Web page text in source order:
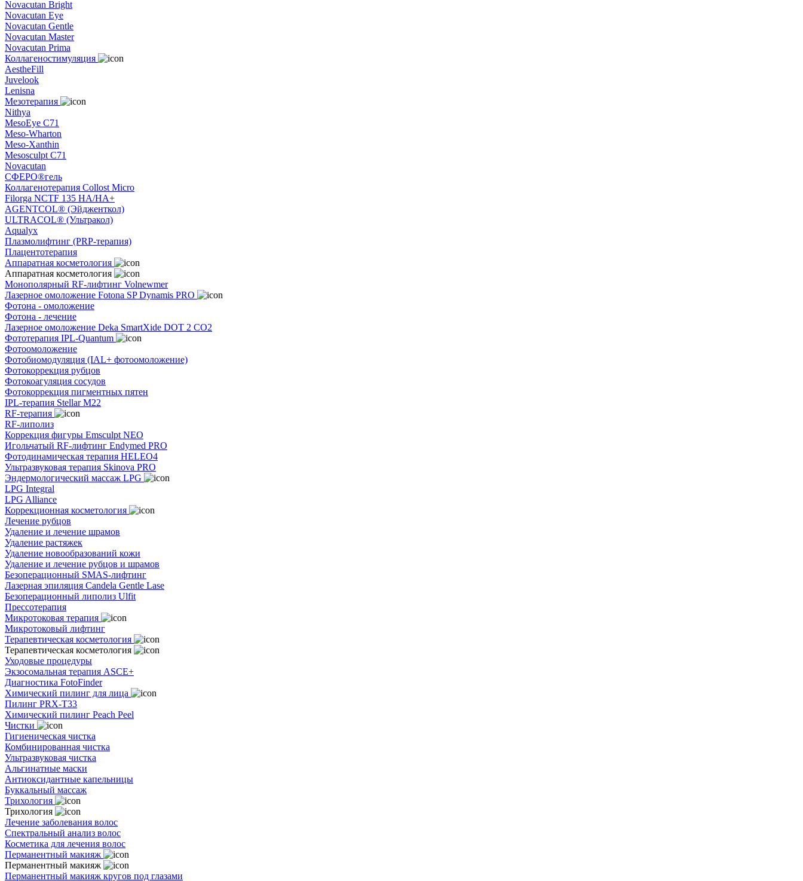
Novacutan Bright
Novacutan Eye
Novacutan Gentle
Novacutan Master
Novacutan Prima
Коллагеностимуляция
AestheFill
Juvelook
Lenisna
Мезотерапия
Nithya
MesoEye C71
Meso-Wharton
Meso-Xanthin
Mesosculpt C71
Novacutan
СФЕРО®гель
Коллагенотерапия Collost Micro
Filorga NCTF 135 HA/HA+
AGENTCOL® (Эйдженткол)
ULTRACOL® (Ультракол)
Aqualyx
Плазмолифтинг (PRP-терапия)
Плацентотерапия
Аппаратная косметология
Аппаратная косметология
Монополярный RF-лифтинг Volnewmer
Лазерное омоложение Fotona SP Dynamis PRO
Фотона - омоложение
Фотона - лечение
Лазерное омоложение Deka SmartXide DOT 2 CO2
Фототерапия IPL-Quantum
Фотоомоложение
Фотобиомодуляция (IAL+ фотоомоложение)
Фотокоррекция рубцов
Фотокоагуляция сосудов
Фотокоррекция пигментных пятен
IPL-терапия Stellar M22
RF-терапия
RF-липолиз
Коррекция фигуры Emsculpt NEO
Игольчатый RF-лифтинг Endymed PRO
Фотодинамическая терапия HELEO4
Ультразвуковая терапия Skinova PRO
Эндермологический массаж LPG
LPG Integral
LPG Alliance
Коррекционная косметология
Лечение рубцов
Удаление и лечение шрамов
Удаление растяжек
Удаление новообразований кожи
Удаление и лечение рубцов и шрамов
Безоперационный SMAS-лифтинг
Лазерная эпиляция Candela Gentle Lase
Безоперационный липолиз Ulfit
Прессотерапия
Микротоковая терапия
Микротоковый лифтинг
Терапевтическая косметология
Терапевтическая косметология
Уходовые процедуры
Экзосомальная терапия ASCE+
Диагностика FotoFinder
Химический пилинг для лица
Пилинг PRX-T33
Химический пилинг Peach Peel
Чистки
Гигиеническая чистка
Комбинированная чистка
Ультразвуковая чистка
Альгинатные маски
Антиоксидантные капельницы
Буккальный массаж
Трихология
Трихология
Лечение заболевания волос
Спектральный анализ волос
Косметика для лечения волос
Перманентный макияж
Перманентный макияж
Перманентный макияж кругов под глазами